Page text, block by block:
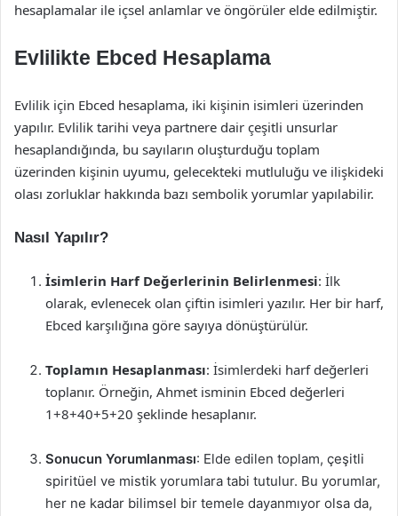
hesaplamalar ile içsel anlamlar ve öngörüler elde edilmiştir.
Evlilikte Ebced Hesaplama
Evlilik için Ebced hesaplama, iki kişinin isimleri üzerinden
yapılır. Evlilik tarihi veya partnere dair çeşitli unsurlar
hesaplandığında, bu sayıların oluşturduğu toplam
üzerinden kişinin uyumu, gelecekteki mutluluğu ve ilişkideki
olası zorluklar hakkında bazı sembolik yorumlar yapılabilir.
Nasıl Yapılır?
İsimlerin Harf Değerlerinin Belirlenmesi: İlk
olarak, evlenecek olan çiftin isimleri yazılır. Her bir harf,
Ebced karşılığına göre sayıya dönüştürülür.
Toplamın Hesaplanması: İsimlerdeki harf değerleri
toplanır. Örneğin, Ahmet isminin Ebced değerleri
1+8+40+5+20 şeklinde hesaplanır.
Sonucun Yorumlanması: Elde edilen toplam, çeşitli
spiritüel ve mistik yorumlara tabi tutulur. Bu yorumlar,
her ne kadar bilimsel bir temele dayanmıyor olsa da,